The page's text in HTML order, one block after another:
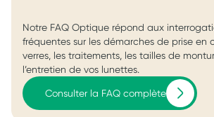
Notre FAQ Optique répond aux
fréquentes sur les démarches de prise en
verres, les traitements, les tailles de
l’entretien de vos lunettes.
Consulter la FAQ complète